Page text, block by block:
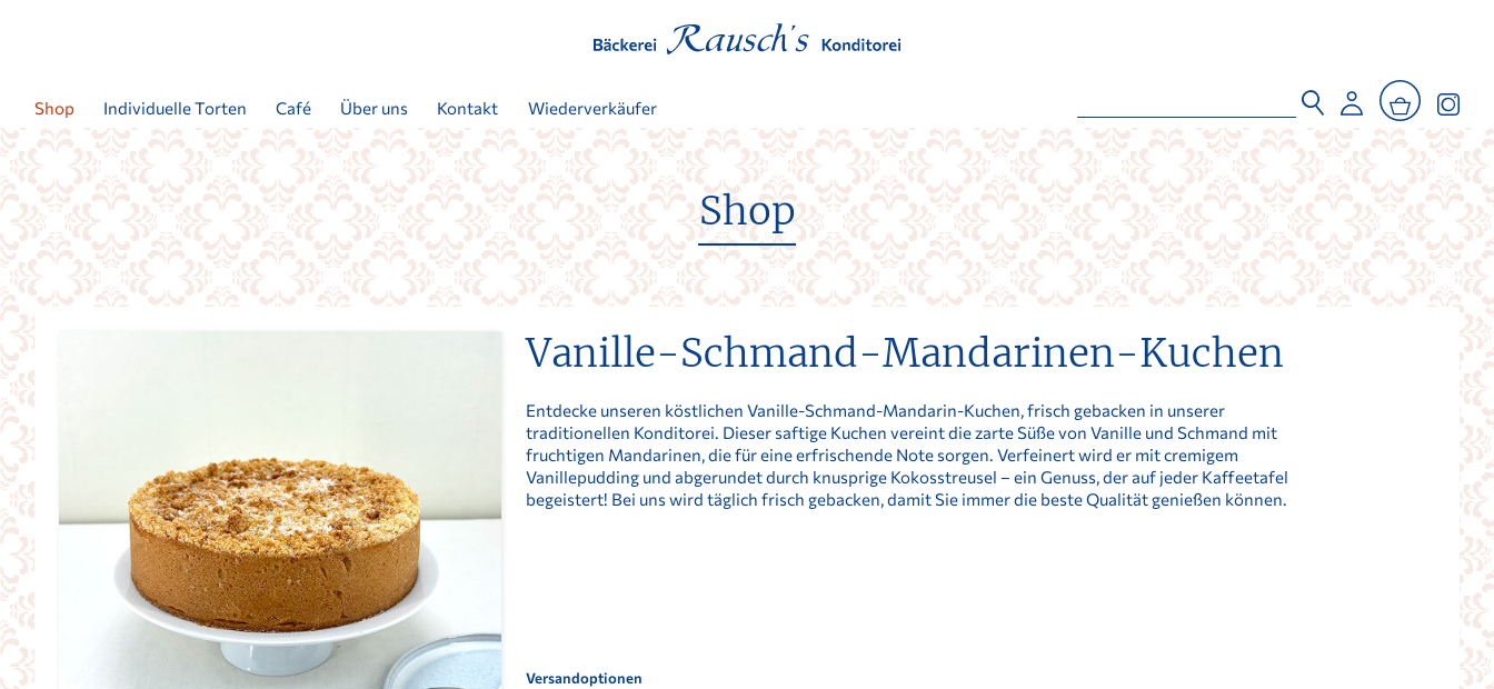
Shop Individuelle Torten Café Über uns Kontakt Wiederverkäufer
Shop
Vanille-Schmand-Mandarinen-Kuchen
Entdecke unseren köstlichen Vanille-Schmand-Mandarin-Kuchen, frisch gebacken in unserer
traditionellen Konditorei. Dieser saftige Kuchen vereint die zarte Süße von Vanille und Schmand mit
fruchtigen Mandarinen, die für eine erfrischende Note sorgen. Verfeinert wird er mit cremigem
Vanillepudding und abgerundet durch knusprige Kokosstreusel – ein Genuss, der auf jeder Kaffeetafel
begeistert! Bei uns wird täglich frisch gebacken, damit Sie immer die beste Qualität genießen können.
Versandoptionen